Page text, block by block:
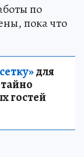
по
пока что
для
гостей